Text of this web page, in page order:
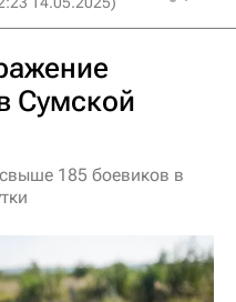
Сумской
185 боевиков в